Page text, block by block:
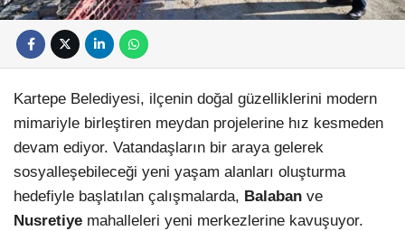
Kartepe Belediyesi, ilçenin doğal güzelliklerini modern
mimariyle birleştiren meydan projelerine hız kesmeden
devam ediyor. Vatandaşların bir araya gelerek
sosyalleşebileceği yeni yaşam alanları oluşturma
hedefiyle başlatılan çalışmalarda, Balaban ve
Nusretiye mahalleleri yeni merkezlerine kavuşuyor.